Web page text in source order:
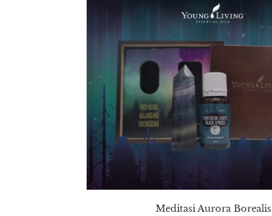
Meditasi Aurora Borealis